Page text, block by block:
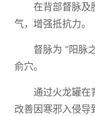
在背部督脉及
气，增强抵抗力。
督脉为 “阳脉
俞穴。
通过火龙罐在
改善因寒邪入侵导